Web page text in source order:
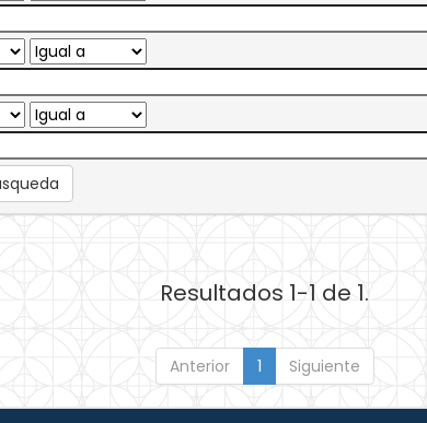
Resultados 1-1 de 1.
Anterior 1 Siguiente